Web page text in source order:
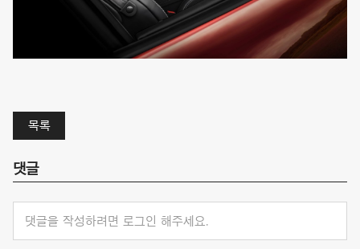
목록
댓글
댓글을 작성하려면 로그인 해주세요.